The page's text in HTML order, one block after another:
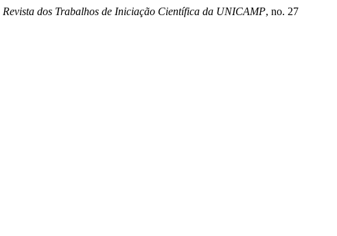
Revista dos Trabalhos de Iniciação Científica da UNICAMP, no. 27